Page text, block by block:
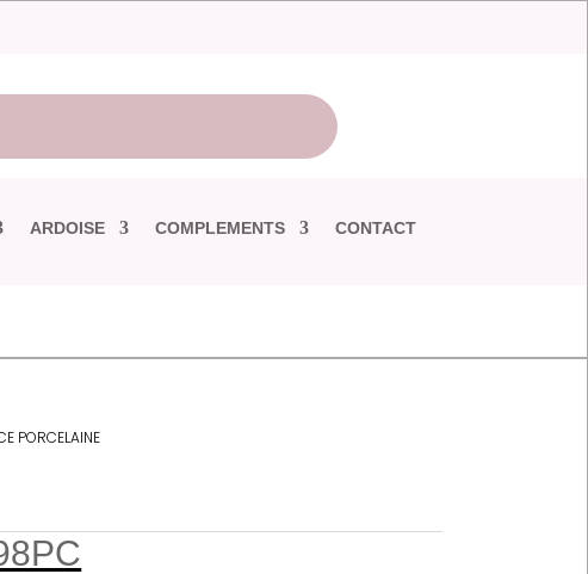
ARDOISE COMPLEMENTS CONTACT
PORCELAINE